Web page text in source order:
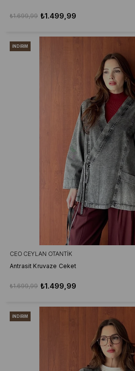
₺1.499,99
₺1.699,99
CEO CEYLAN OTANTIK
Antrasit Kruvaze Ceket
₺1.499,99
₺1.699,99
İNDIRIM
İNDIRIM